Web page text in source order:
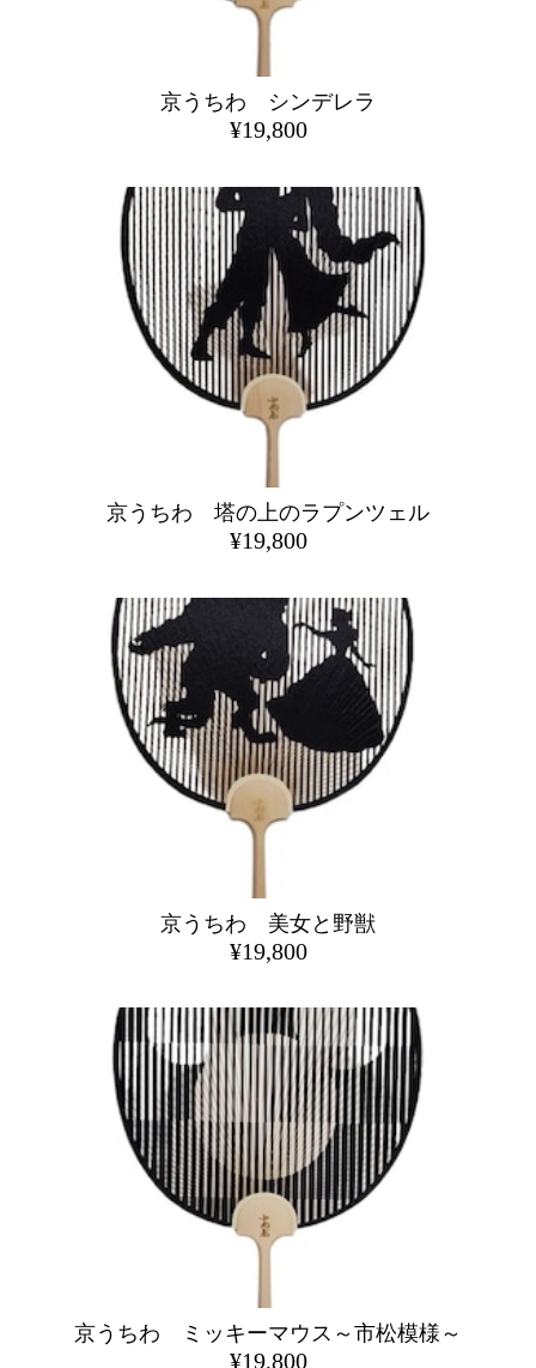
京うちわ シンデレラ
¥19,800
京うちわ 塔の上のラプンツェル
¥19,800
京うちわ 美女と野獣
¥19,800
京うちわ ミッキーマウス～市松模様～
¥19,800